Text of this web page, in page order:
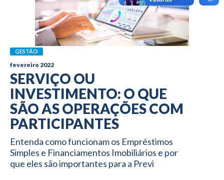
GESTÃO
fevereiro 2022
SERVIÇO OU
INVESTIMENTO: O QUE
SÃO AS OPERAÇÕES COM
PARTICIPANTES
Entenda como funcionam os Empréstimos
Simples e Financiamentos Imobiliários e por
que eles são importantes para a Previ